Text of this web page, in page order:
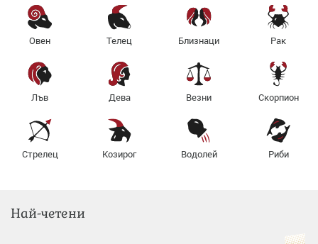
Овен Телец Близнаци Рак
Лъв Дева Везни Скорпион
Стрелец Козирог Водолей Риби
Най-четени